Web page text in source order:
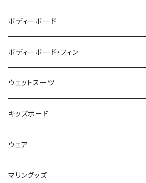
ZEBEC
pride.m
FLOCO
Mermaid & Guys
UNDERSERIES
TABIE REVO
サーフボード
フィン
サーフボードアクセサリー
ボディーボード
ボディーボード
BBフィン
BBアクセサリー
コイルコード
ボードケース
ボディーボード・フィン
ウェットスーツ
キッズボード
ウェア
メンズ
マリングッズ